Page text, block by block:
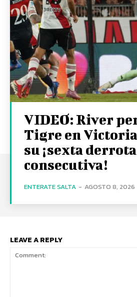
VIDEO: River
Tigre en
su ¡sexta derrota
consecutiva!
ENTERATE SALTA - AGOSTO 8, 2026
LEAVE A REPLY